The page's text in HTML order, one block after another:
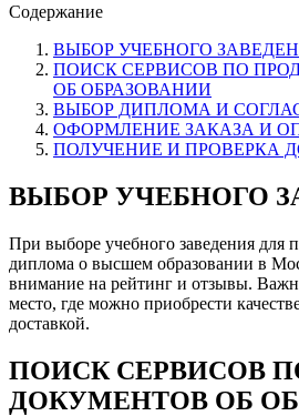
Содержание
ВЫБОР УЧЕБНОГО
ПОИСК СЕРВИСОВ ПО
ОБ ОБРАЗОВАНИИ
ВЫБОР ДИПЛОМА И
ОФОРМЛЕНИЕ ЗАКАЗА И
ПОЛУЧЕНИЕ И ПРОВЕРКА
ВЫБОР УЧЕБНОГО
При выборе учебного заведения для
диплома о высшем образовании в
внимание на рейтинг и отзывы.
место, где можно приобрести
доставкой.
ПОИСК СЕРВИСОВ
ДОКУМЕНТОВ ОБ